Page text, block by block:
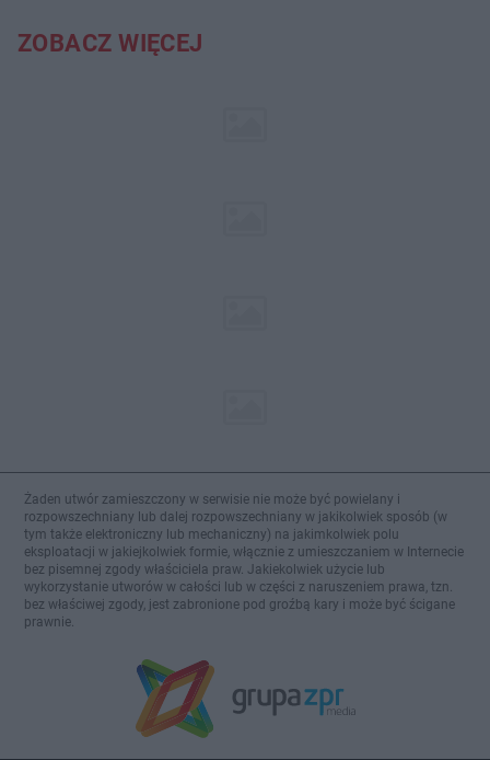
ZOBACZ WIĘCEJ
Żaden utwór zamieszczony w serwisie nie może być powielany i
rozpowszechniany lub dalej rozpowszechniany w jakikolwiek sposób (w
tym także elektroniczny lub mechaniczny) na jakimkolwiek polu
eksploatacji w jakiejkolwiek formie, włącznie z umieszczaniem w Internecie
bez pisemnej zgody właściciela praw. Jakiekolwiek użycie lub
wykorzystanie utworów w całości lub w części z naruszeniem prawa, tzn.
bez właściwej zgody, jest zabronione pod groźbą kary i może być ścigane
prawnie.